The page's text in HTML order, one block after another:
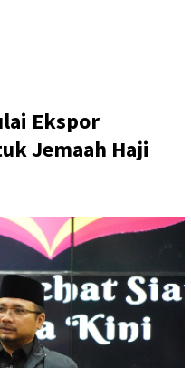
Ekspor
Jemaah Haji